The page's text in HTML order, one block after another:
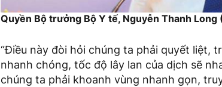
Quyền Bộ trưởng Bộ Y tế, Nguyễn Thanh Long
“Điều này đòi hỏi chúng ta phải quyết liệt,
nhanh chóng, tốc độ lây lan của dịch sẽ
chúng ta phải khoanh vùng nhanh gọn,